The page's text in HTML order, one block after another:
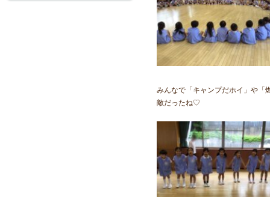
みんなで「キャンプだホイ」や「
敵だったね♡